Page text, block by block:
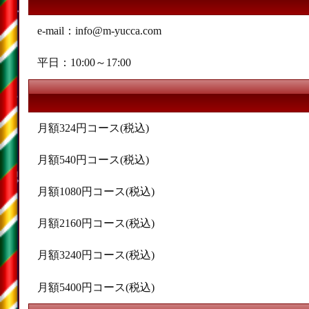
e-mail：info@m-yucca.com
平日：10:00～17:00
月額324円コース(税込)
月額540円コース(税込)
月額1080円コース(税込)
月額2160円コース(税込)
月額3240円コース(税込)
月額5400円コース(税込)